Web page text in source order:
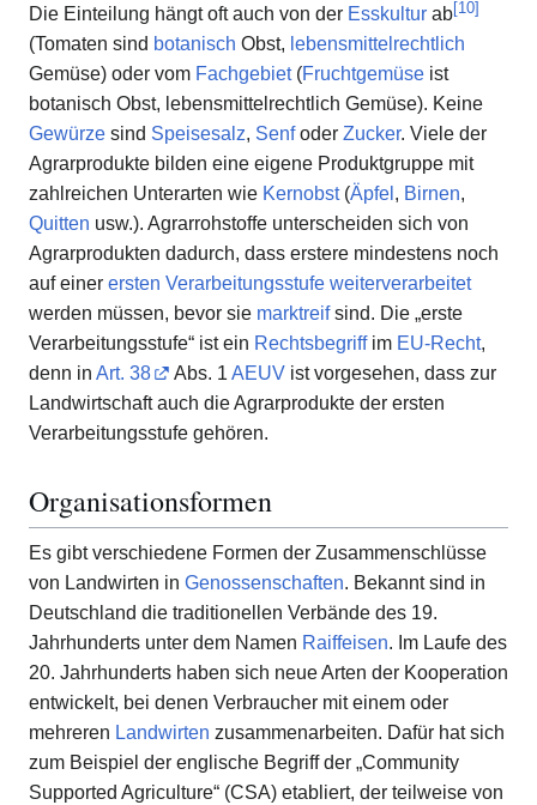
Die Einteilung hängt oft auch von der Esskultur ab[10]
(Tomaten sind botanisch Obst, lebensmittelrechtlich
Gemüse) oder vom Fachgebiet(Fruchtgemüse ist
botanisch Obst, lebensmittelrechtlich Gemüse). Keine
Gewürze sind Speisesalz, Senfoder Zucker. Viele der
Agrarprodukte bilden eine eigene Produktgruppe mit
zahlreichen Unterarten wie Kernobst(Äpfel , Birnen,
Quitten usw.). Agrarrohstoffe unterscheiden sich von
Agrarprodukten dadurch, dass erstere mindestens noch
auf einer ersten Verarbeitungsstufe weiterverarbeitet
werden müssen, bevor sie marktreifsind. Die „erste
Verarbeitungsstufe“ ist ein Rechtsbegriffim EU-Recht,
denn in Art. 38 Abs. 1AEUV ist vorgesehen, dass zur
Landwirtschaft auch die Agrarprodukte der ersten
Verarbeitungsstufe gehören.
Organisationsformen
Es gibt verschiedene Formen der Zusammenschlüsse
von Landwirten in Genossenschaften. Bekannt sind in
Deutschland die traditionellen Verbände des 19.
Jahrhunderts unter dem Namen Raiffeisen. Im Laufe des
20. Jahrhunderts haben sich neue Arten der Kooperation
entwickelt, bei denen Verbraucher mit einem oder
mehreren Landwirten zusammenarbeiten. Dafür hat sich
zum Beispiel der englische Begriff der „Community
Supported Agriculture“ (CSA) etabliert, der teilweise von